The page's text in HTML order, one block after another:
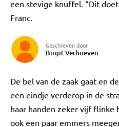
een stevige knuffel. “Dit
Franc.
Geschreven door
Birgit Verhoeven
De bel van de zaak gaat en
een eindje verderop in de
haar handen zeker vijf flinke
ook een paar emmers